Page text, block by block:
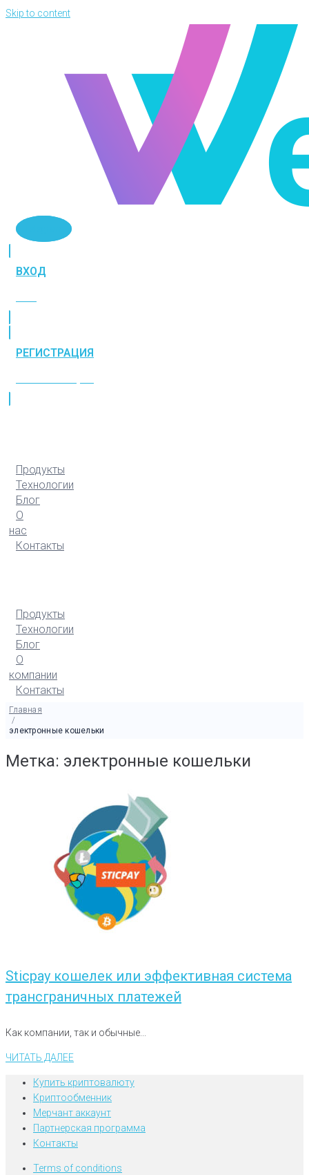
Skip to content
ВХОД
РЕГИСТРАЦИЯ
Продукты
Технологии
Блог
О
нас
Контакты
Продукты
Технологии
Блог
О
компании
Контакты
Главная
/
электронные кошельки
Метка: электронные кошельки
Sticpay кошелек или эффективная система
трансграничных платежей
Как компании, так и обычные...
ЧИТАТЬ ДАЛЕЕ
Купить криптовалюту
Криптообменник
Мерчант аккаунт
Партнерская программа
Контакты
Terms of conditions